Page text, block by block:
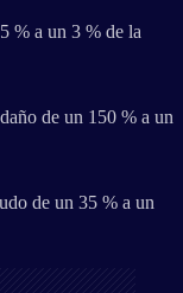
% a un 3 % de la
de un 150 % a un
de un 35 % a un